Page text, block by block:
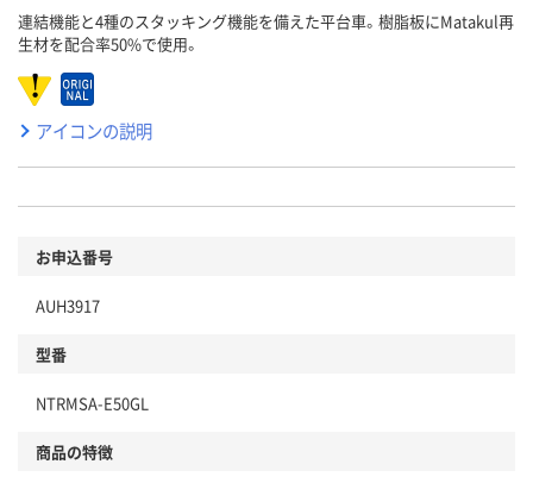
連結機能と4種のスタッキング機能を備えた平台車。樹脂板にMatakul再
生材を配合率50%で使用。
アイコンの説明
お申込番号
AUH3917
型番
NTRMSA-E50GL
商品の特徴